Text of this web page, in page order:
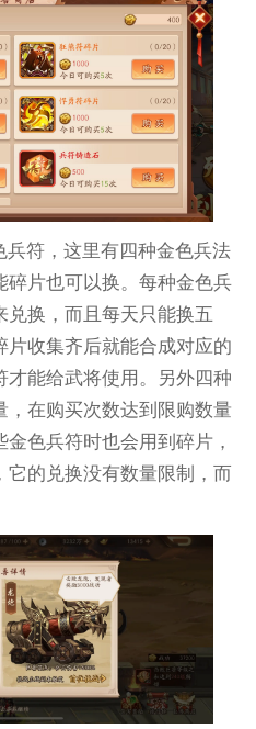
兵符，这里有四种金色兵法
碎片也可以换。每种金色兵
兑换，而且每天只能换五
片收集齐后就能合成对应的
能给武将使用。另外四种
在购买次数达到限购数量
色兵符时也会用到碎片，
的兑换没有数量限制，而